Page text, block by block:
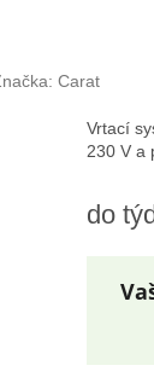
Carat
Vrtací
230 V a
do